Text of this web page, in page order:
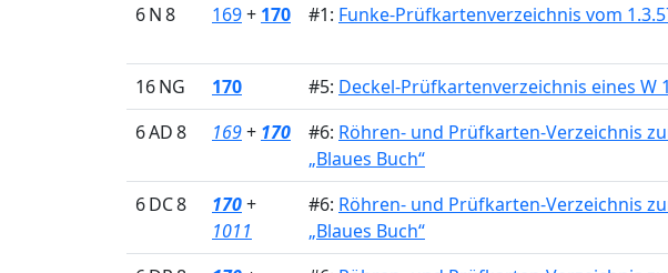
6 N 8
169+ 170 #1: Funke-Prüfkartenverzeichnis vom
16 NG
170 #5: Deckel-Prüfkartenverzeichnis eines W
6 AD 8
169+ 170 #6: Röhren- und Prüfkarten-Verzeichnis
„Blaues Buch“
6 DC 8 170+
1011
#6: Röhren- und Prüfkarten-Verzeichnis
„Blaues Buch“